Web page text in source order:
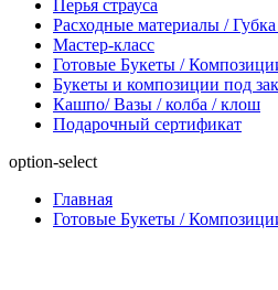
Перья страуса
Расходные материалы /
Мастер-класс
Готовые Букеты /
Букеты и композиции под
Кашпо/ Вазы / колба / клош
Подарочный сертификат
option-select
Главная
Готовые Букеты /